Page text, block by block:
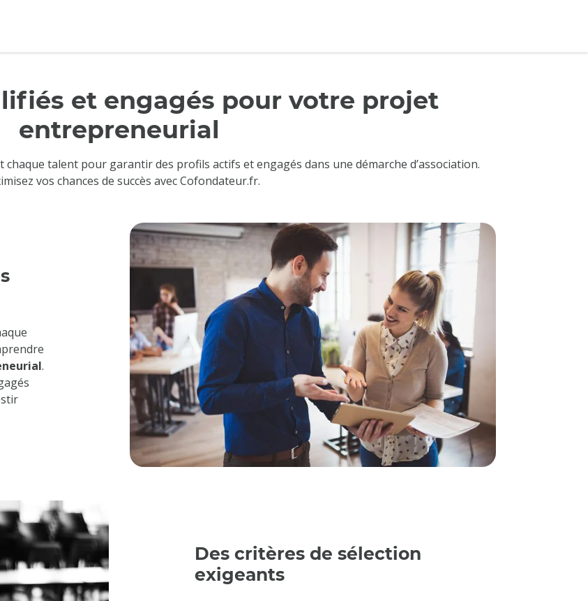
et engagés pour votre projet
entrepreneurial
talent pour garantir des profils actifs et engagés dans une démarche d’association.
vos chances de succès avec Cofondateur.fr.
.
Des critères de sélection
exigeants